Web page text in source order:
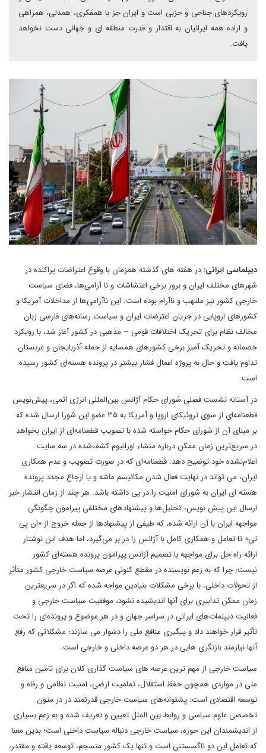
رویکردهای جناحی و حزبی است و ایران جز با همفکری، همدلی، همراهی
و اراده همه ایرانیان به اقتدار و قدرت منطقه ای و جهانی دست نخواهد
یافت.
دیپلماسی ایرانی: در هفته های گذشته همزمان با وقوع اعتراضات پراکنده در
شهرهای مختلف ایران و بروز برخی اغتشاشات و نا آرامی‌ها، فضای سیاست
خارجی کشور نیز ملتهب و ناآرام بوده است. این ناآرامی‌ها از مداخلات آمریکا و
کشورهای اروپایی در جریان اعترضات ایران و سیاست رسانه‌های فارسی زبان
مخالف نظام برای تحریک اختلافات قومی – مذهبی در کشور آغاز شد، با رویکرد
خصمانه و تحریک آمیز برخی کشورهای همسایه از جمله آذربایجان و عربستان
تداوم یافت و حال به پروژه اعمال فشار بیشتر در پرونده هسته‌ای کشور رسیده
است.
در آستانه نشست فصلی‌ شورای حکام آژانس بین‌المللی انرژی اتمی، پیش‌نویس
قطعنامه‌ای از سوی تروئیکای اروپا و آمریکا به ۳۵ عضو این شورا ارسال شده که
بر مبنای آن از شورای حکام خواسته‌ شده با تصویب قطعنامه‌ای از ایران بخواهد
در سریع‌ترین زمان ممکن درباره منشاء اورانیوم کشف‌شده در سه سایت
اعلام‌نشده خود توضیح دهد. قطعنامه‌ای که در صورت تصویب و عدم همکاری
ایران، می تواند در نهایت فعال شدن مکانیسم ماشه و یا ارجاع مجدد پرونده
هسته ای ایران به شورای امنیت را در پی داشته باشد. هر چند از زمان انتشار خبر
ارسال این پیش نویس، تحلیل‌ها و پیشنهادهای مختلفی پیرامون چگونگی
مواجهه ایران با آن ارائه شده، که طیفی از پیشنهادها از جمله خروج از «ان پی
تی» تا تعامل و همکاری کامل با آژانس را در بر می‌گیرد، اما هدف این نوشتار
ارائه راه حل برای مواجهه با تصمیم آژانس پیرامون پرونده هسته‌ای کشور
نیست؛ چرا که به زعم نویسنده در مقطع کنونی عرصه سیاست خارجی کشور متأثر
از تحولات داخلی، با برخی مشکلات بنیادین مواجه شده که اگر در سریعترین
زمان ممکن تدابیری برای آنها اندیشیده نشود، موفقیت سیاست خارجی و
فعالیت دیپلمات‌های ایرانی در سراسر جهان و در هر موضوع و پرونده‌ای را تحت
تأثیر قرار خواهند داد و پیگیری منافع ملی را دشوار می سازند؛ مشکلاتی که رفع
آنها نیازمند بازنگری هایی در هر دو عرصه داخلی و خارجی است.
سیاست خارجی از مهم ترین عرصه های سیاست گذاری کلان برای تامین منافع
ملی در مواردی همچون حفظ استقلال، تمامیت ارضی، امنیت نظامی و رفاه و
توسعه اقتصادی است. پشتوانه‌های سیاست خارجی قدرتمند در در متون
تخصصی علوم سیاسی و روابط بین الملل تعیین و تعریف شده و به زعم بسیاری
از اندیشمندان این حوزه، سیاست خارجی دنباله سیاست داخلی است؛ بدین معنا
که تعامل این دو ناگسستنی است و تنها یک کشور منسجم، توسعه یافته و مقتدر،